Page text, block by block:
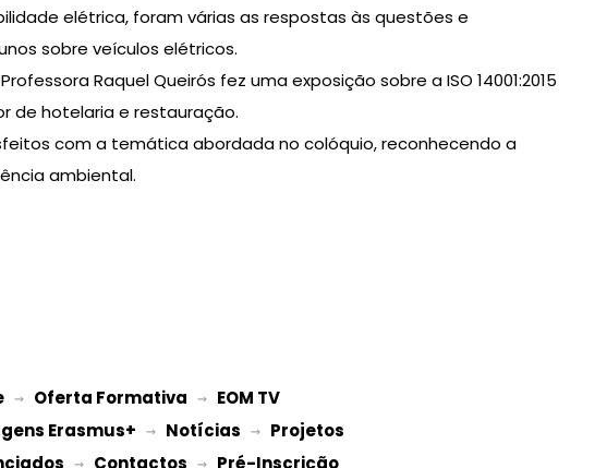
elétrica, foram várias as respostas às questões e
sobre veículos elétricos.
Raquel Queirós fez uma exposição sobre a ISO 14001:2015
de hotelaria e restauração.
com a temática abordada no colóquio, reconhecendo a
ambiental.
→ Oferta Formativa → EOM TV
Erasmus+ → Notícias → Projetos
→ Contactos → Pré-Inscrição